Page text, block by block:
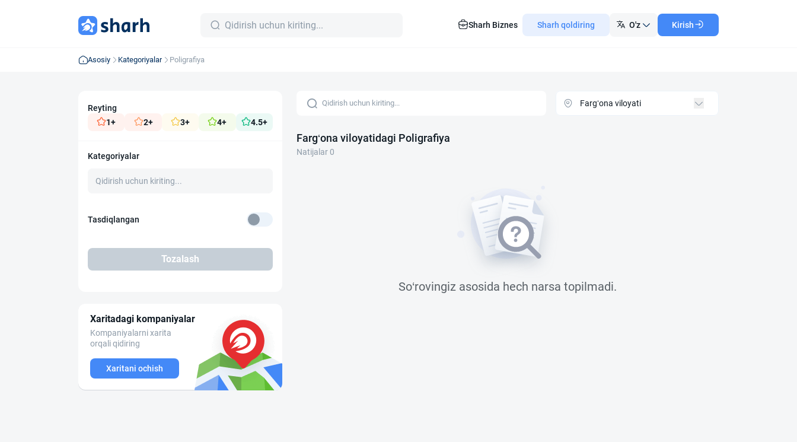
Sharh Biznes Sharh qoldiring O'z Kirish
Asosiy Kategoriyalar Poligrafiya
Reyting
1+
2+ 3+ 4+ 4.5+
Kategoriyalar
Tasdiqlangan
Tozalash
Xaritadagi kompaniyalar
Kompaniyalarni xarita
orqali qidiring
Xaritani ochish
Farg‘ona viloyatidagi Poligrafiya
Natijalar 0
So‘rovingiz asosida hech narsa topilmadi.